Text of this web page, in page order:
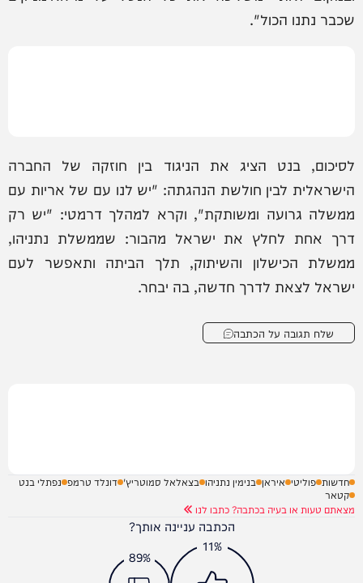
שכבר נתנו הכול".
לסיכום, בנט הציג את הניגוד בין חוזקה של החברה
הישראלית לבין חולשת הנהגתה: "יש לנו עם של אריות עם
ממשלה גרועה ומשותקת", וקרא למהלך דרמטי: "יש רק
דרך אחת לחלץ את ישראל מהבור: שממשלת נתניהו,
ממשלת הכישלון והשיתוק, תלך הביתה ותאפשר לעם
ישראל לצאת לדרך חדשה, בה יבחר.
שלח תגובה על הכתבה
חדשות פוליטי איראן בנימין נתניהו בצאלאל סמוטריץ' דונלד טרמפ נפתלי בנט
קטאר
מצאתם טעות או בעיה בכתבה? כתבו לנו
הכתבה עניינה אותך?
11%
89%